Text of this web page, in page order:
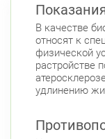
В качестве
относят к
физической
растройстве
удлинению